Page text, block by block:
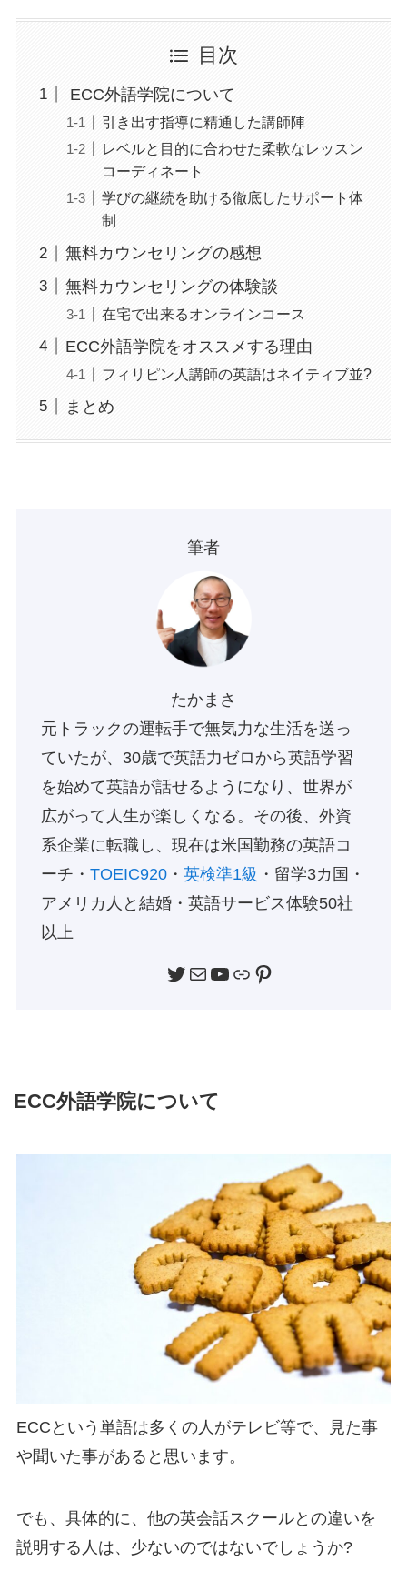
目次
ECC外語学院について
引き出す指導に精通した講師陣
レベルと目的に合わせた柔軟なレッスン
コーディネート
学びの継続を助ける徹底したサポート体
制
無料カウンセリングの感想
無料カウンセリングの体験談
在宅で出来るオンラインコース
ECC外語学院をオススメする理由
フィリピン人講師の英語はネイティブ並?
まとめ
筆者
たかまさ
元トラックの運転手で無気力な生活を送っ
ていたが、30歳で英語力ゼロから英語学習
を始めて英語が話せるようになり、世界が
広がって人生が楽しくなる。その後、外資
系企業に転職し、現在は米国勤務の英語コ
ーチ・ TOEIC920・ 英検準1級 ・留学3カ国・
アメリカ人と結婚・英語サービス体験50社
以上
Twitter メールYouTube リンク Pinterest
ECC外語学院について
ECCという単語は多くの人がテレビ等で、見た事
や聞いた事があると思います。
でも、具体的に、他の英会話スクールとの違いを
説明する人 は、少ないのではないでしょうか?